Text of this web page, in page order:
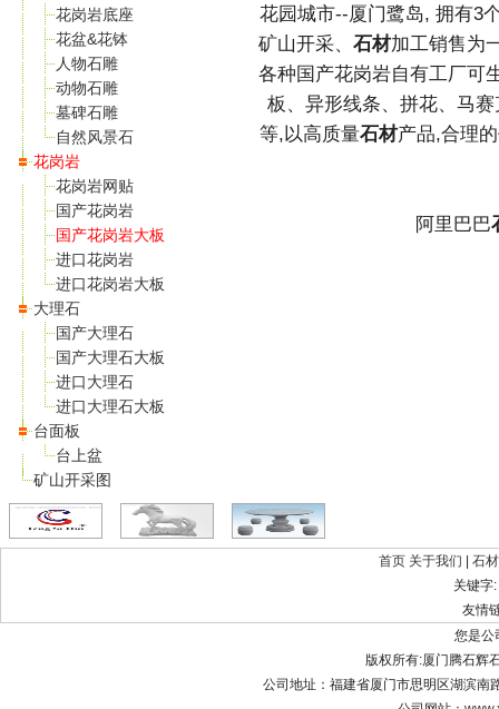
花岗岩底座
花盆&花钵
人物石雕
动物石雕
墓碑石雕
自然风景石
花岗岩
花岗岩网贴
国产花岗岩
国产花岗岩大板
进口花岗岩
进口花岗岩大板
大理石
国产大理石
国产大理石大板
进口大理石
进口大理石大板
台面板
台上盆
矿山开采图
花园城市--厦门鹭岛, 拥有3
矿山开采、 石材加工销售为
各种国产花岗岩自有工厂可
板、异形线条、拼花、马
等,以高质量石材产品,合理
阿里巴巴
首页 关于我们
石
关键字:
友
您是公
版权所有:厦门腾石辉
公司地址：福建省厦门市思明区湖滨